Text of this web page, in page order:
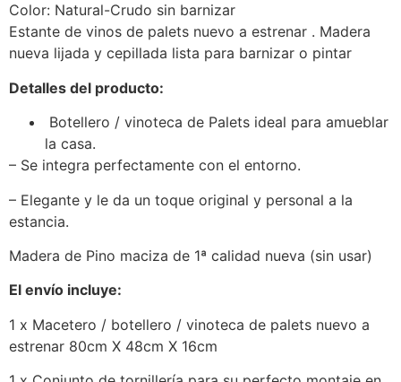
Color: Natural-Crudo sin barnizar
Estante de vinos de palets nuevo a estrenar . Madera
nueva lijada y cepillada lista para barnizar o pintar
Detalles del producto:
Botellero / vinoteca de Palets ideal para amueblar
la casa.
– Se integra perfectamente con el entorno.
– Elegante y le da un toque original y personal a la
estancia.
Madera de Pino maciza de 1ª calidad nueva (sin usar)
El envío incluye:
1 x Macetero / botellero / vinoteca de palets nuevo a
estrenar 80cm X 48cm X 16cm